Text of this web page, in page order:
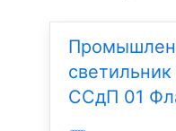
ССдП 01